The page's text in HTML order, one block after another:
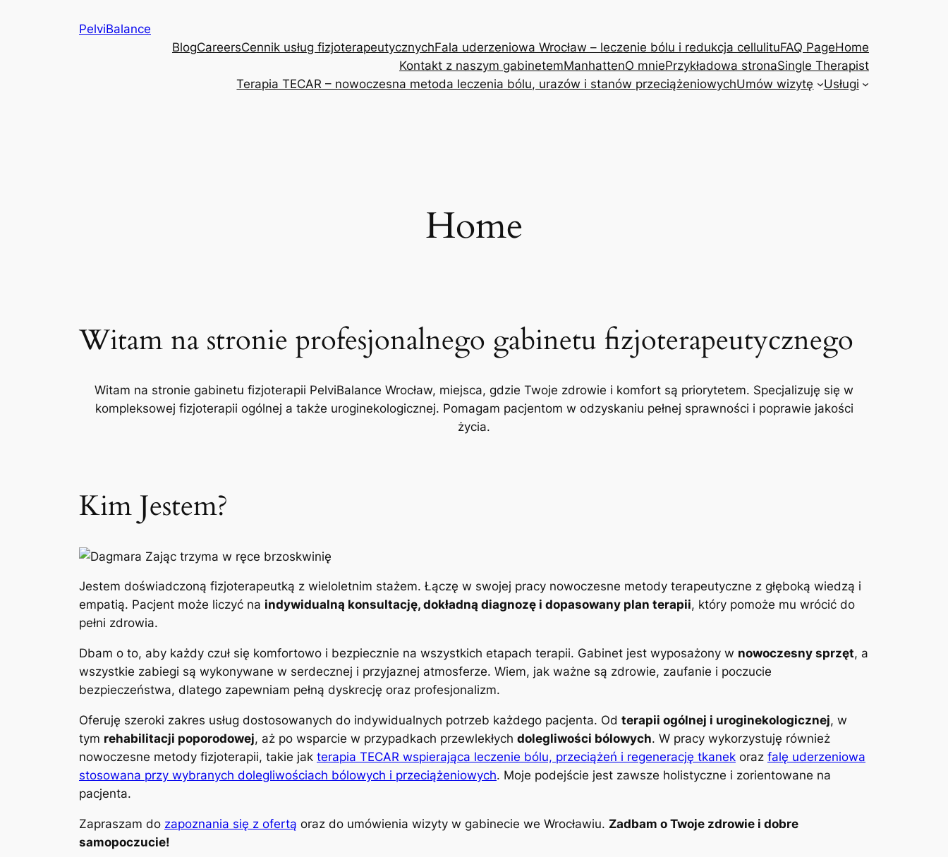
PelviBalance
BlogCareersCennik usług fizjoterapeutycznychFala uderzeniowa Wrocław – leczenie bólu i redukcja cellulituFAQ PageHome
Kontakt z naszym gabinetemManhattenO mniePrzykładowa stronaSingle Therapist
Terapia TECAR – nowoczesna metoda leczenia bólu, urazów i stanów przeciążeniowychUmów wizytę Usługi
Home
Witam na stronie profesjonalnego gabinetu fizjoterapeutycznego
Witam na stronie gabinetu fizjoterapii PelviBalance Wrocław, miejsca, gdzie Twoje zdrowie i komfort są priorytetem. Specjalizuję się w
kompleksowej fizjoterapii ogólnej a także uroginekologicznej. Pomagam pacjentom w odzyskaniu pełnej sprawności i poprawie jakości
życia.
Kim Jestem?
Jestem doświadczoną fizjoterapeutką z wieloletnim stażem. Łączę w swojej pracy nowoczesne metody terapeutyczne z głęboką wiedzą i
empatią. Pacjent może liczyć na indywidualną konsultację, dokładną diagnozę i dopasowany plan terapii, który pomoże mu wrócić do
pełni zdrowia.
Dbam o to, aby każdy czuł się komfortowo i bezpiecznie na wszystkich etapach terapii. Gabinet jest wyposażony w nowoczesny sprzęt, a
wszystkie zabiegi są wykonywane w serdecznej i przyjaznej atmosferze. Wiem, jak ważne są zdrowie, zaufanie i poczucie
bezpieczeństwa, dlatego zapewniam pełną dyskrecję oraz profesjonalizm.
Oferuję szeroki zakres usług dostosowanych do indywidualnych potrzeb każdego pacjenta. Od terapii ogólnej i uroginekologicznej, w
tym rehabilitacji poporodowej, aż po wsparcie w przypadkach przewlekłych dolegliwości bólowych. W pracy wykorzystuję również
nowoczesne metody fizjoterapii, takie jak terapia TECAR wspierająca leczenie bólu, przeciążeń i regenerację tkanek oraz falę uderzeniowa
stosowana przy wybranych dolegliwościach bólowych i przeciążeniowych. Moje podejście jest zawsze holistyczne i zorientowane na
pacjenta.
Zapraszam do zapoznania się z ofertą oraz do umówienia wizyty w gabinecie we Wrocławiu. Zadbam o Twoje zdrowie i dobre
samopoczucie!